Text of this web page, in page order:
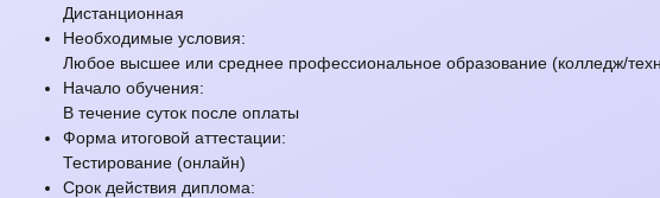
Дистанционная
Необходимые условия:
Любое высшее или среднее профессиональное образование (колледж/
Начало обучения:
В течение суток после оплаты
Форма итоговой аттестации:
Тестирование (онлайн)
Срок действия диплома: